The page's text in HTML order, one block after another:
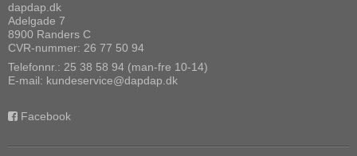
dapdap.dk
Adelgade 7
8900 Randers C
CVR-nummer: 26 77 50 94
Telefonnr.: 25 38 58 94 (man-fre 10-14)
E-mail: kundeservice@dapdap.dk
Facebook